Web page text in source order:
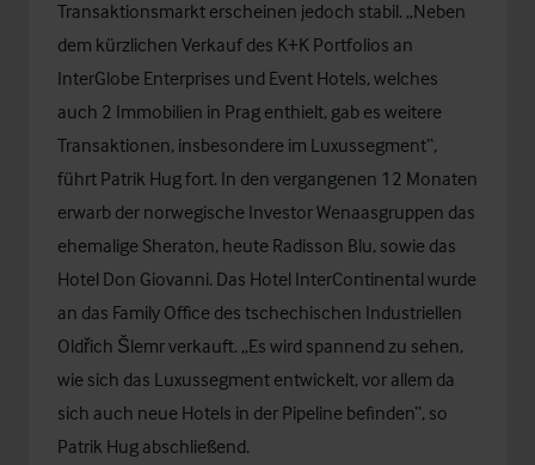
Transaktionsmarkt erscheinen jedoch stabil. „Neben
dem kürzlichen Verkauf des K+K Portfolios an
InterGlobe Enterprises und Event Hotels, welches
auch 2 Immobilien in Prag enthielt, gab es weitere
Transaktionen, insbesondere im Luxussegment“,
führt Patrik Hug fort. In den vergangenen 12 Monaten
erwarb der norwegische Investor Wenaasgruppen das
ehemalige Sheraton, heute Radisson Blu, sowie das
Hotel Don Giovanni. Das Hotel InterContinental wurde
an das Family Office des tschechischen Industriellen
Oldřich Šlemr verkauft. „Es wird spannend zu sehen,
wie sich das Luxussegment entwickelt, vor allem da
sich auch neue Hotels in der Pipeline befinden“, so
Patrik Hug abschließend.